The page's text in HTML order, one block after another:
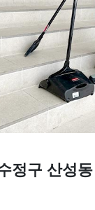
정구 산성동